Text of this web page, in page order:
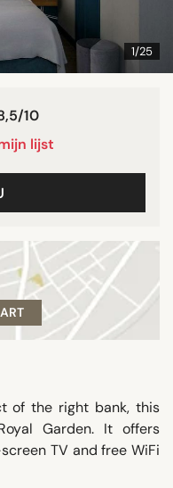
1/25
10
lijst
of the right bank, this
Garden. It offers
TV and free WiFi